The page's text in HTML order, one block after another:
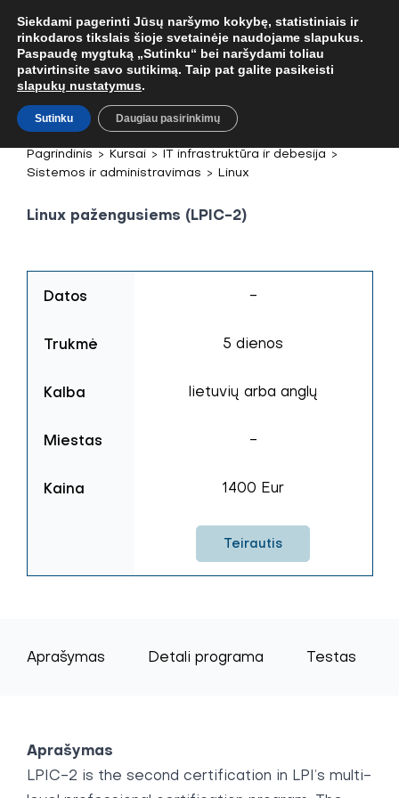
ARBA EL. P.
Pagrindinis > Kursai > IT infrastruktūra ir debesija >
Sistemos ir administravimas > Linux
Linux pažengusiems (LPIC-2)
Datos -
Trukmė 5 dienos
Kalba lietuvių arba anglų
Miestas -
Kaina 1400 Eur
Teirautis
Aprašymas Detali programa Testas
Aprašymas
LPIC-2 is the second certification in LPI’s multi-
Siekdami pagerinti Jūsų naršymo kokybę, statistiniais ir
rinkodaros tikslais šioje svetainėje naudojame slapukus.
Paspaudę mygtuką „Sutinku“ bei naršydami toliau
patvirtinsite savo sutikimą. Taip pat galite pasikeisti
slapukų nustatymus.
Sutinku Daugiau pasirinkimų